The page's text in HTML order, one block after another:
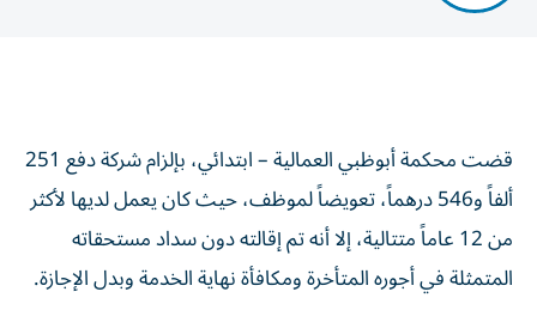
قضت محكمة أبوظبي العمالية – ابتدائي، بإلزام شركة دفع 251
ألفاً و546 درهماً، تعويضاً لموظف، حيث كان يعمل لديها لأكثر
من 12 عاماً متتالية، إلا أنه تم إقالته دون سداد مستحقاته
المتمثلة في أجوره المتأخرة ومكافأة نهاية الخدمة وبدل الإجازة.